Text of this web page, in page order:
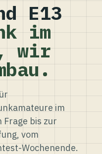
E13
im
wir
im
bis zur
vom
Wochenende.